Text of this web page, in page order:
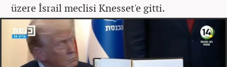
üzere İsrail meclisi Knesset'e gitti.